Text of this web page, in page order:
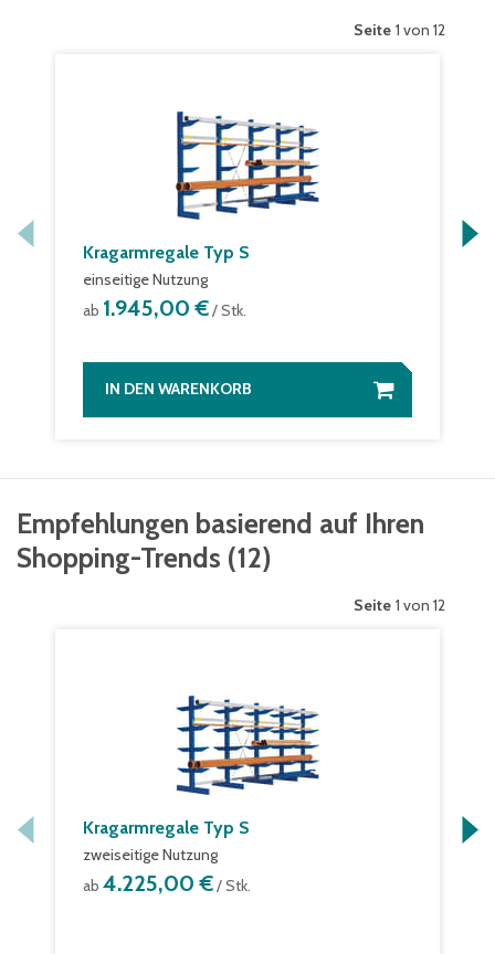
Seite 1 von 12
Kragarmregale Typ S
einseitige Nutzung
ab 1.945,00 €/ Stk.
IN DEN WARENKORB
Empfehlungen basierend auf Ihren
Shopping-Trends (12)
Seite 1 von 12
Kragarmregale Typ S
zweiseitige Nutzung
ab 4.225,00 €/ Stk.